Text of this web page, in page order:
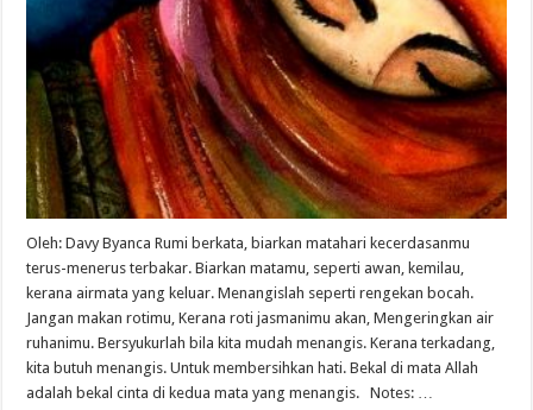
Oleh: Davy Byanca Rumi berkata, biarkan matahari kecerdasanmu
terus-menerus terbakar. Biarkan matamu, seperti awan, kemilau,
kerana airmata yang keluar. Menangislah seperti rengekan bocah.
Jangan makan rotimu, Kerana roti jasmanimu akan, Mengeringkan air
ruhanimu. Bersyukurlah bila kita mudah menangis. Kerana terkadang,
kita butuh menangis. Untuk membersihkan hati. Bekal di mata Allah
adalah bekal cinta di kedua mata yang menangis. Notes: …